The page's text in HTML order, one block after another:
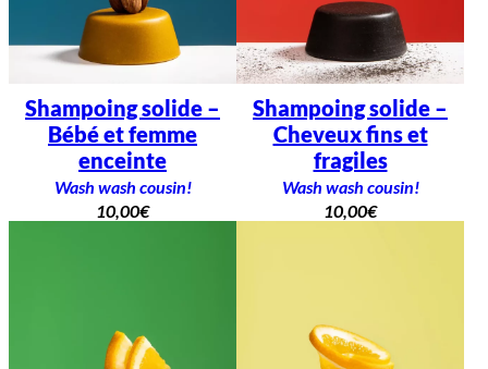
Shampoing solide –
Bébé et femme
enceinte
Wash wash cousin!
10,00€
Shampoing solide –
Cheveux fins et
fragiles
Wash wash cousin!
10,00€